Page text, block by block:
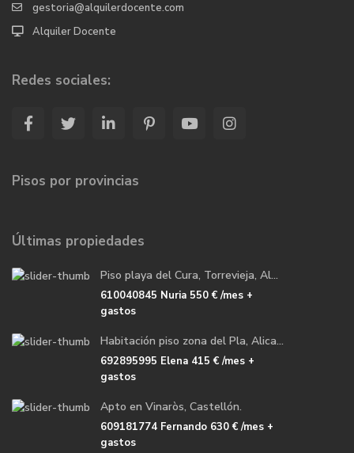
gestoria@alquilerdocente.com
Alquiler Docente
Redes sociales:
Pisos por provincias
Últimas propiedades
Piso playa del Cura, Torrevieja, Al...
610040845 Nuria 550 €/mes +
gastos
Habitación piso zona del Pla, Alica...
692895995 Elena 415 €/mes +
gastos
Apto en Vinaròs, Castellón.
609181774 Fernando 630 €/mes +
gastos